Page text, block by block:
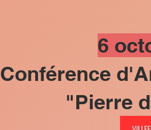
6
Conférence
"Pierre